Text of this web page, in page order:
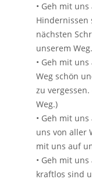
• Geh mit
Hindernissen
nächsten
unserem
• Geh mit
Weg schön
zu
Weg.)
• Geh mit
uns von aller
mit uns auf
• Geh mit
kraftlos sind